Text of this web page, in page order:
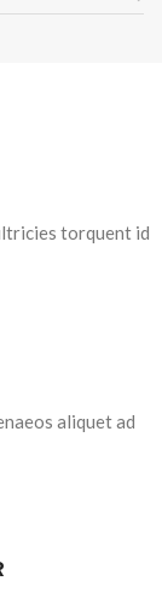
torquent id
aliquet ad